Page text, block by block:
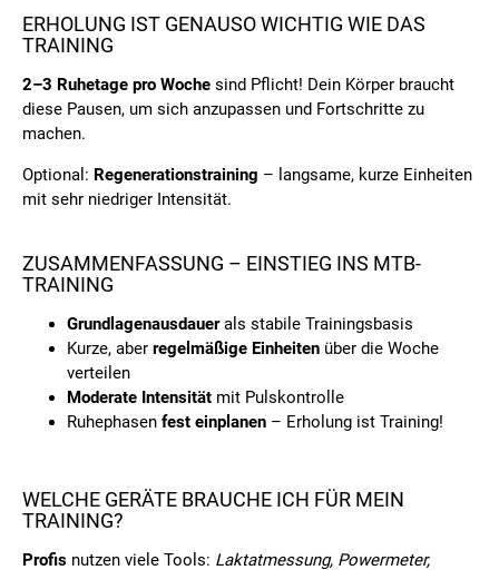
ERHOLUNG IST GENAUSO WICHTIG WIE DAS
TRAINING
2–3 Ruhetage pro Woche sind Pflicht! Dein Körper braucht
diese Pausen, um sich anzupassen und Fortschritte zu
machen.
Optional: Regenerationstraining – langsame, kurze Einheiten
mit sehr niedriger Intensität.
ZUSAMMENFASSUNG – EINSTIEG INS MTB-
TRAINING
Grundlagenausdauerals stabile Trainingsbasis
Kurze, aber regelmäßige Einheiten über die Woche
verteilen
Moderate Intensität mit Pulskontrolle
Ruhephasen fest einplanen – Erholung ist Training!
WELCHE GERÄTE BRAUCHE ICH FÜR MEIN
TRAINING?
Profis nutzen viele Tools: Laktatmessung, Powermeter,